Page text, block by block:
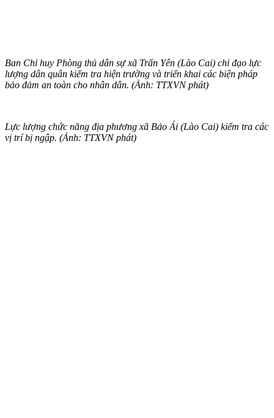
Ban Chỉ huy Phòng thủ dân sự xã Trấn Yên (Lào Cai) chỉ đạo lực
lượng dân quân kiểm tra hiện trường và triển khai các biện pháp
bảo đảm an toàn cho nhân dân. (Ảnh: TTXVN phát)
Lực lượng chức năng địa phương xã Bảo Ái (Lào Cai) kiểm tra các
vị trí bị ngập. (Ảnh: TTXVN phát)